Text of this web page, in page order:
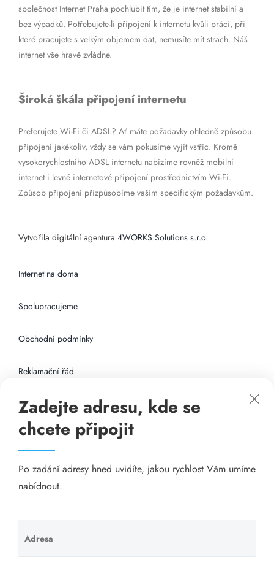
společnost Internet Praha pochlubit tím, že je internet stabilní a
bez výpadků. Potřebujete-li připojení k internetu kvůli práci, při
které pracujete s velkým objemem dat, nemusíte mít strach. Náš
internet vše hravě zvládne.
Široká škála připojení internetu
Preferujete Wi-Fi či ADSL? Ať máte požadavky ohledně způsobu
připojení jakékoliv, vždy se vám pokusíme vyjít vstříc. Kromě
vysokorychlostního ADSL internetu nabízíme rovněž mobilní
internet i levné internetové připojení prostřednictvím Wi-Fi.
Způsob připojení přizpůsobíme vašim specifickým požadavkům.
Vytvořila digitální agentura 4WORKS Solutions s.r.o.
Internet na doma
Spolupracujeme
Obchodní podmínky
Reklamační řád
Připojení k internetu
Odkazy
Katalog A-seznam.cz
Visací zámky - TOKOZ
Zadejte adresu, kde se
chcete připojit
Po zadání adresy hned uvidíte, jakou rychlost Vám umíme
nabídnout.
Adresa
Ponechte
toto pole